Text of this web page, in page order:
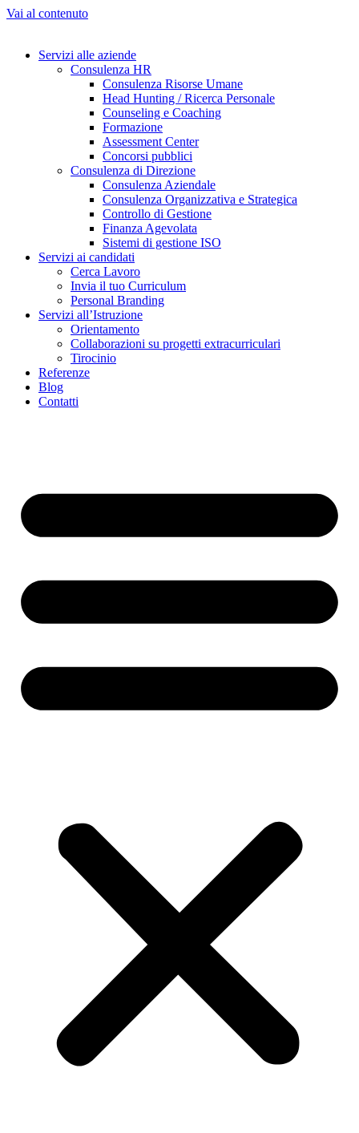
Vai al contenuto
Servizi alle aziende
Consulenza HR
Consulenza Risorse Umane
Head Hunting / Ricerca Personale
Counseling e Coaching
Formazione
Assessment Center
Concorsi pubblici
Consulenza di Direzione
Consulenza Aziendale
Consulenza Organizzativa e Strategica
Controllo di Gestione
Finanza Agevolata
Sistemi di gestione ISO
Servizi ai candidati
Cerca Lavoro
Invia il tuo Curriculum
Personal Branding
Servizi all’Istruzione
Orientamento
Collaborazioni su progetti extracurriculari
Tirocinio
Referenze
Blog
Contatti